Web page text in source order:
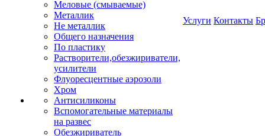
Меловые (смываемые)
Металлик
Не металлик
Общего назначения
По пластику
Растворители,обезжириватели,
усилители
Флуоресцентные аэрозоли
Хром
Антисиликоны
Вспомогательные материалы
на развес
Обезжириватель
Услуги Контакты